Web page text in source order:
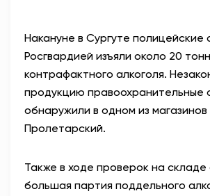
АНТИТЕРРОР
ОФИЦИАЛЬНО
80,93 93,19
Накануне в Сургуте полицейские
Росгвардией изъяли около 20 тонн
контрафактного алкоголя.
продукцию правоохранительные
обнаружили в одном из
Пролетарский.
Также в ходе проверок на
большая партия поддельного